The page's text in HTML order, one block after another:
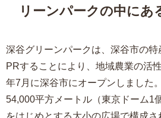
リーンパークの中にあ
深谷グリーンパークは、深谷市の特
PRすることにより、地域農業の活
年7月に深谷市にオープンしました
54,000平方メートル（東京ドーム1
をはじめとする大小の広場で構成